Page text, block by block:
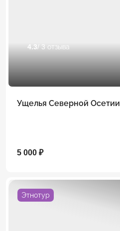
4.3/ 3 отзыва
Ущелья Северной Осетии
5 000 ₽
Этнотур